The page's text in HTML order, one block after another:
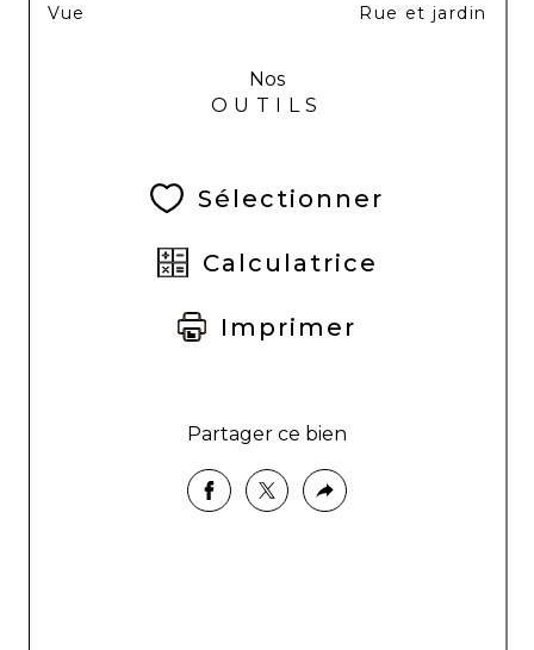
Vue Rue et jardin
Nos
OUTILS
Sélectionner
Calculatrice
Imprimer
Partager ce bien